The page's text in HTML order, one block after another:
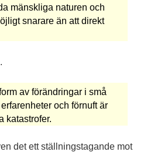
mänskliga naturen och
snarare än att direkt
av förändringar i små
och förnuft är
katastrofer.
det ett ställningstagande mot